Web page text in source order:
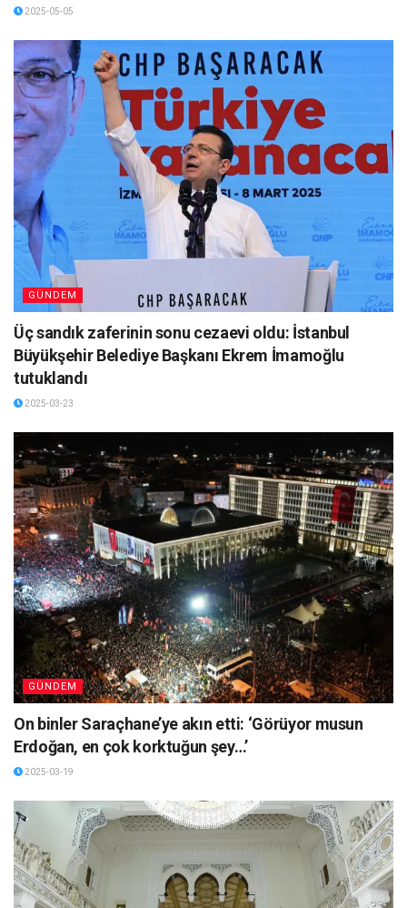
2025-05-05
GÜNDEM
Üç sandık zaferinin sonu cezaevi oldu: İstanbul
Büyükşehir Belediye Başkanı Ekrem İmamoğlu
tutuklandı
2025-03-23
GÜNDEM
On binler Saraçhane’ye akın etti: ‘Görüyor musun
Erdoğan, en çok korktuğun şey…’
2025-03-19